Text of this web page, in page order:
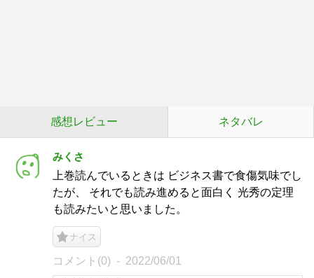
感想レビュー ネタバレ
みくさ
上巻読んでいるときは ビジネス書で食傷気味でし
たが、 それでも読み進めると面白く 光秀の定理
も読みたいと思いました。
ナイス
コメント(0) 2022/06/01